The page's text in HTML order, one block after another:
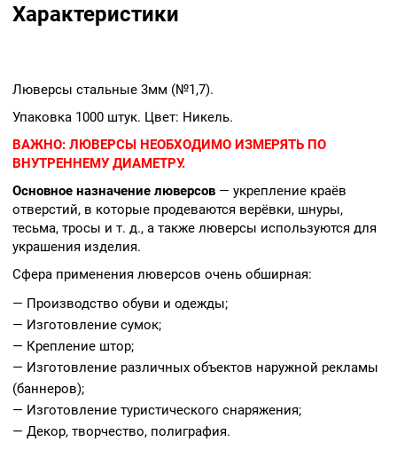
Характеристики
Люверсы стальные 3мм (№1,7).
Упаковка 1000 штук. Цвет: Никель.
ВАЖНО: ЛЮВЕРСЫ НЕОБХОДИМО ИЗМЕРЯТЬ ПО
ВНУТРЕННЕМУ ДИАМЕТРУ.
Основное назначение люверсов — укрепление краёв
отверстий, в которые продеваются верёвки, шнуры,
тесьма, тросы и т. д., а также люверсы используются для
украшения изделия.
Сфера применения люверсов очень обширная:
— Производство обуви и одежды;
— Изготовление сумок;
— Крепление штор;
— Изготовление различных объектов наружной рекламы
(баннеров);
— Изготовление туристического снаряжения;
— Декор, творчество, полиграфия.